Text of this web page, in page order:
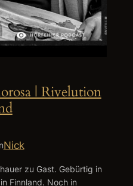
| Rivelution
Nick
zu Gast. Gebürtig in
Finnland. Noch in